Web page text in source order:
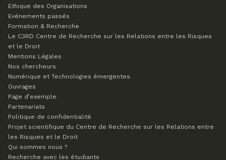
Ethique des Organisations
Evénements passés
Formation & Recherche
Le C3RD Centre de Recherche sur les Relations entre les Risques
et le Droit
Mentions Légales
Nos chercheurs
Numérique et Technologies émergentes
Ouvrages
Page d’exemple
Partenariats
Politique de confidentialité
Projet scientifique du Centre de Recherche sur les Relations entre
les Risques et le Droit
Qui sommes nous ?
Recherche avec les étudiants